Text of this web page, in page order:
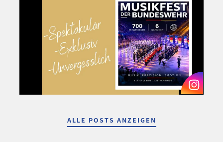
ALLE POSTS ANZEIGEN